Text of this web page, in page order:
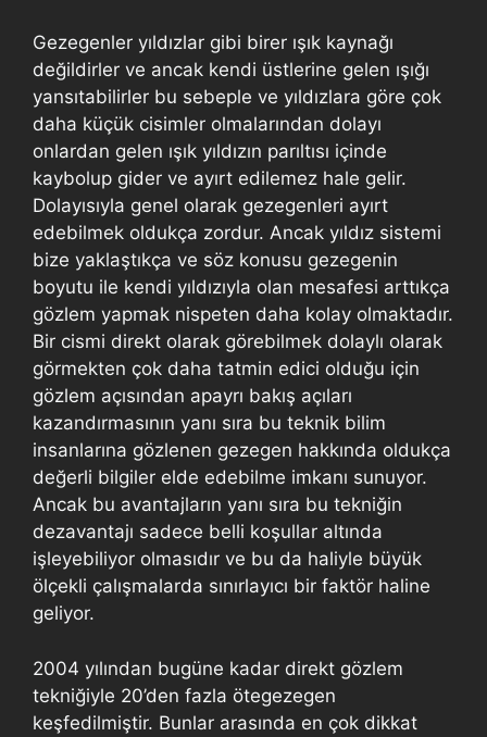
Gezegenler yıldızlar gibi birer ışık kaynağı
değildirler ve ancak kendi üstlerine gelen ışığı
yansıtabilirler bu sebeple ve yıldızlara göre çok
daha küçük cisimler olmalarından dolayı
onlardan gelen ışık yıldızın parıltısı içinde
kaybolup gider ve ayırt edilemez hale gelir.
Dolayısıyla genel olarak gezegenleri ayırt
edebilmek oldukça zordur. Ancak yıldız sistemi
bize yaklaştıkça ve söz konusu gezegenin
boyutu ile kendi yıldızıyla olan mesafesi arttıkça
gözlem yapmak nispeten daha kolay olmaktadır.
Bir cismi direkt olarak görebilmek dolaylı olarak
görmekten çok daha tatmin edici olduğu için
gözlem açısından apayrı bakış açıları
kazandırmasının yanı sıra bu teknik bilim
insanlarına gözlenen gezegen hakkında oldukça
değerli bilgiler elde edebilme imkanı sunuyor.
Ancak bu avantajların yanı sıra bu tekniğin
dezavantajı sadece belli koşullar altında
işleyebiliyor olmasıdır ve bu da haliyle büyük
ölçekli çalışmalarda sınırlayıcı bir faktör haline
geliyor.
2004 yılından bugüne kadar direkt gözlem
tekniğiyle 20’den fazla ötegezegen
keşfedilmiştir. Bunlar arasında en çok dikkat